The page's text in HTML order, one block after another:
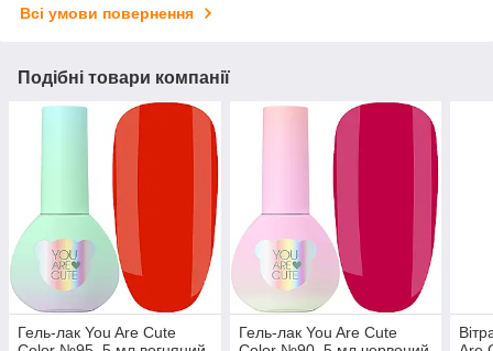
Всі умови повернення
Подібні товари компанії
Гель-лак You Are Cute
Гель-лак You Are Cute